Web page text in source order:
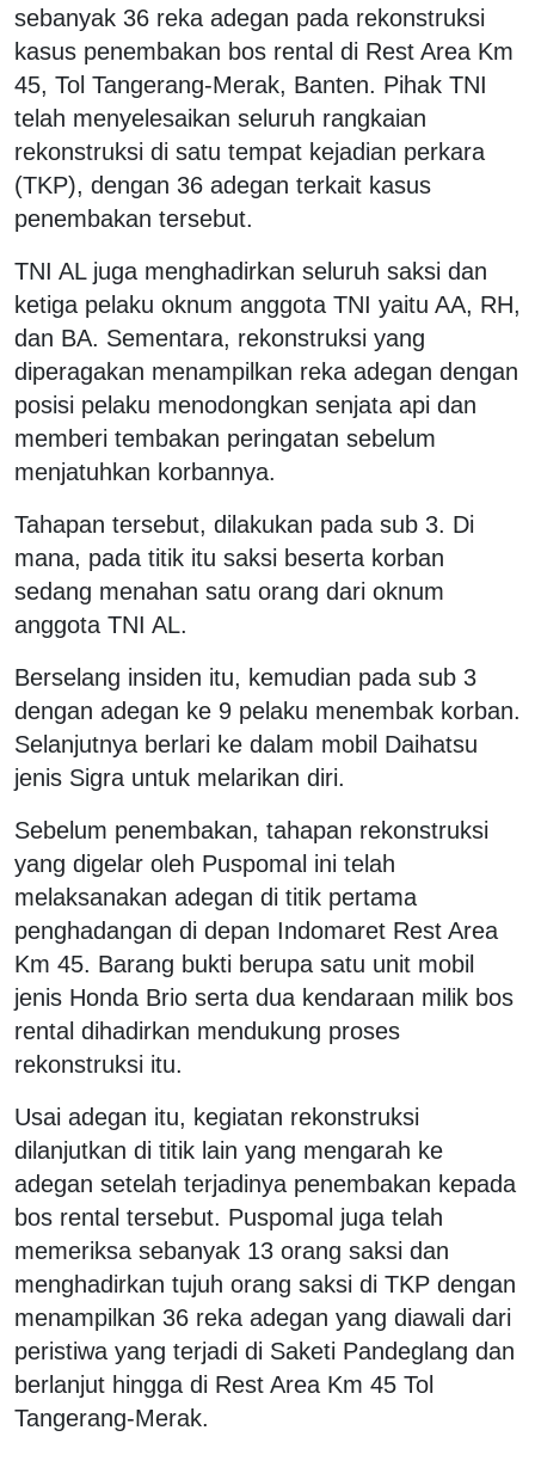
sebanyak 36 reka adegan pada rekonstruksi
kasus penembakan bos rental di Rest Area Km
45, Tol Tangerang-Merak, Banten. Pihak TNI
telah menyelesaikan seluruh rangkaian
rekonstruksi di satu tempat kejadian perkara
(TKP), dengan 36 adegan terkait kasus
penembakan tersebut.
TNI AL juga menghadirkan seluruh saksi dan
ketiga pelaku oknum anggota TNI yaitu AA, RH,
dan BA. Sementara, rekonstruksi yang
diperagakan menampilkan reka adegan dengan
posisi pelaku menodongkan senjata api dan
memberi tembakan peringatan sebelum
menjatuhkan korbannya.
Tahapan tersebut, dilakukan pada sub 3. Di
mana, pada titik itu saksi beserta korban
sedang menahan satu orang dari oknum
anggota TNI AL.
Berselang insiden itu, kemudian pada sub 3
dengan adegan ke 9 pelaku menembak korban.
Selanjutnya berlari ke dalam mobil Daihatsu
jenis Sigra untuk melarikan diri.
Sebelum penembakan, tahapan rekonstruksi
yang digelar oleh Puspomal ini telah
melaksanakan adegan di titik pertama
penghadangan di depan Indomaret Rest Area
Km 45. Barang bukti berupa satu unit mobil
jenis Honda Brio serta dua kendaraan milik bos
rental dihadirkan mendukung proses
rekonstruksi itu.
Usai adegan itu, kegiatan rekonstruksi
dilanjutkan di titik lain yang mengarah ke
adegan setelah terjadinya penembakan kepada
bos rental tersebut. Puspomal juga telah
memeriksa sebanyak 13 orang saksi dan
menghadirkan tujuh orang saksi di TKP dengan
menampilkan 36 reka adegan yang diawali dari
peristiwa yang terjadi di Saketi Pandeglang dan
berlanjut hingga di Rest Area Km 45 Tol
Tangerang-Merak.